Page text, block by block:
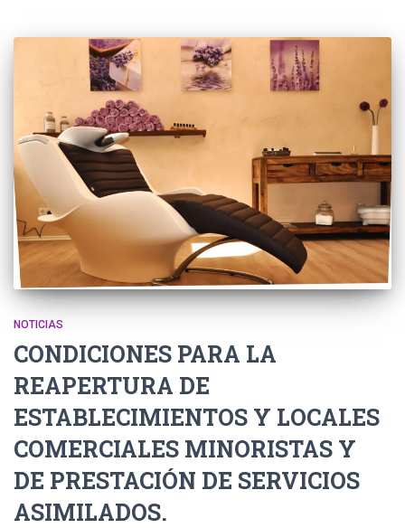
NOTICIAS
CONDICIONES PARA LA
REAPERTURA DE
ESTABLECIMIENTOS Y LOCALES
COMERCIALES MINORISTAS Y
DE PRESTACIÓN DE SERVICIOS
ASIMILADOS.